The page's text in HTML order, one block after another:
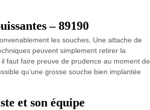
– 89190
les souches. Une attache de
peuvent simplement retirer la
faut faire preuve de prudence au moment de
qu’une grosse souche bien implantée
et son équipe